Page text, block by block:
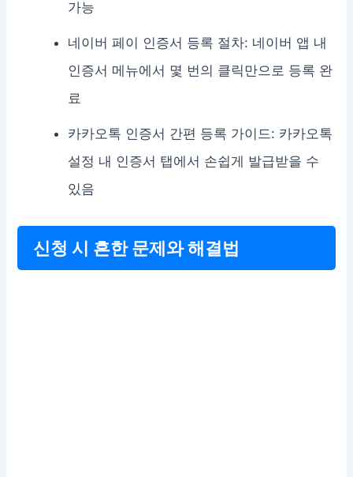
가능
네이버 페이 인증서 등록 절차: 네이버 앱 내
인증서 메뉴에서 몇 번의 클릭만으로 등록 완
료
카카오톡 인증서 간편 등록 가이드: 카카오톡
설정 내 인증서 탭에서 손쉽게 발급받을 수
있음
신청 시 흔한 문제와 해결법